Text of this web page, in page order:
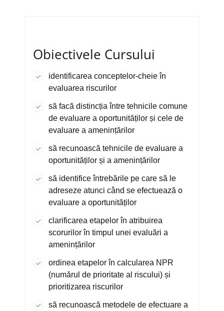
Obiectivele Cursului
identificarea conceptelor-cheie în
evaluarea riscurilor
să facă distincția între tehnicile comune
de evaluare a oportunităților și cele de
evaluare a amenințărilor
să recunoască tehnicile de evaluare a
oportunităților și a amenințărilor
să identifice întrebările pe care să le
adreseze atunci când se efectuează o
evaluare a oportunităților
clarificarea etapelor în atribuirea
scorurilor în timpul unei evaluări a
amenințărilor
ordinea etapelor în calcularea NPR
(numărul de prioritate al riscului) și
prioritizarea riscurilor
să recunoască metodele de efectuare a